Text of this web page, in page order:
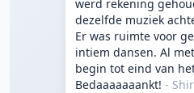
werd rekening
dezelfde muziek
Er was ruimte voor
intiem dansen. Al
begin tot eind van
Bedaaaaaaankt! -